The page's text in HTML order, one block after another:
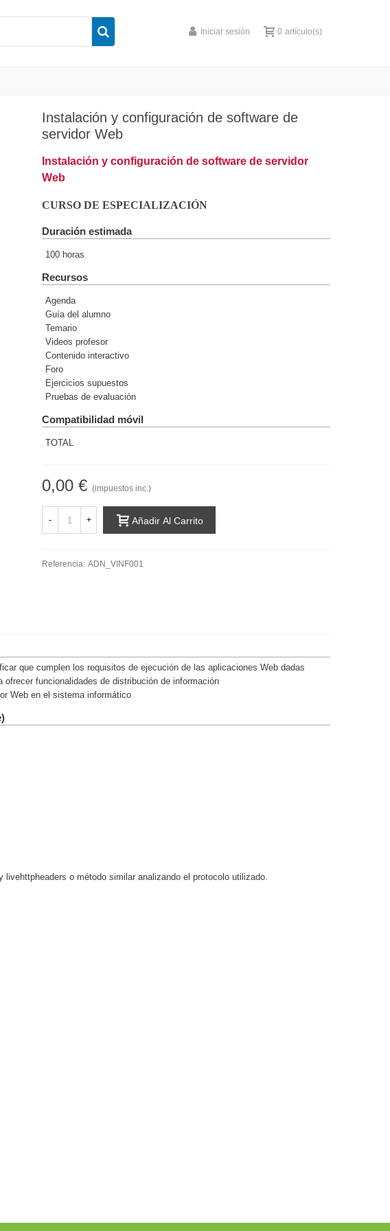
Iniciar sesión 0 artículo(s)
Instalación y configuración de software de
servidor Web
Instalación y configuración de software de servidor
Web
CURSO DE ESPECIALIZACIÓN
Duración estimada
100 horas
Recursos
Agenda
Guía del alumno
Temario
Videos profesor
Contenido interactivo
Foro
Ejercicios supuestos
Pruebas de evaluación
Compatibilidad móvil
TOTAL
0,00 € (impuestos inc.)
- + Añadir Al Carrito
Referencia: ADN_VINF001
que cumplen los requisitos de ejecución de las aplicaciones Web dadas
funcionalidades de distribución de información
Web en el sistema informático
o método similar analizando el protocolo utilizado.